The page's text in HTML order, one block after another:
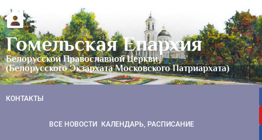
Гомельская Епархия
Белорусской Православной Церкви
(Белорусского Экзархата Московского Патриархата)
КОНТАКТЫ
ВСЕ НОВОСТИ КАЛЕНДАРЬ, РАСПИСАНИЕ